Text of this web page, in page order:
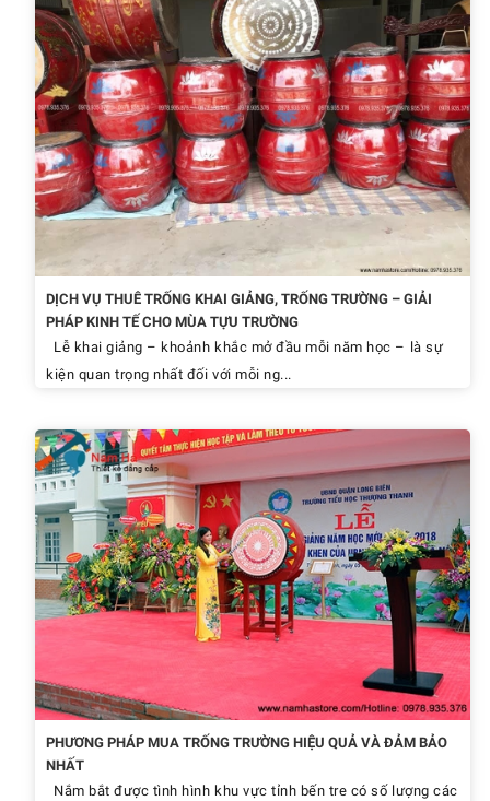
DỊCH VỤ THUÊ TRỐNG KHAI GIẢNG, TRỐNG TRƯỜNG – GIẢI
PHÁP KINH TẾ CHO MÙA TỰU TRƯỜNG
Lễ khai giảng – khoảnh khắc mở đầu mỗi năm học – là sự
kiện quan trọng nhất đối với mỗi ng...
PHƯƠNG PHÁP MUA TRỐNG TRƯỜNG HIỆU QUẢ VÀ ĐẢM BẢO
NHẤT
Nắm bắt được tình hình khu vực tỉnh bến tre có số lượng các